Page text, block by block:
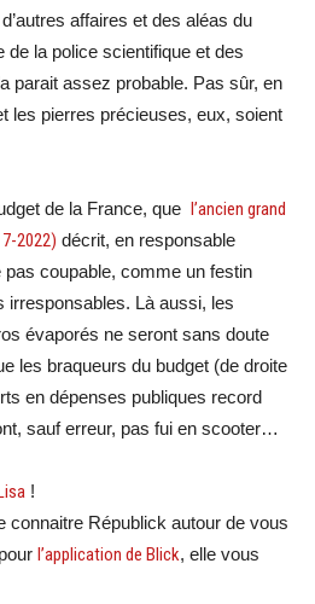
affaires et des aléas du
de la police scientifique et des
parait assez probable. Pas sûr, en
les pierres précieuses, eux, soient
de la France, que l’ancien grand
2022) décrit, en responsable
pas coupable, comme un festin
irresponsables. Là aussi, les
évaporés ne seront sans doute
les braqueurs du budget (de droite
en dépenses publiques record
sauf erreur, pas fui en scooter…
!
connaitre Républick autour de vous
l’application de Blick, elle vous